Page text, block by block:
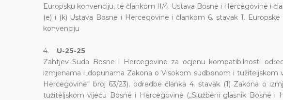
Europsku konvenciju, te člankom II/4. Ustava Bosne i Hercegovine i
(e) i (k) Ustava Bosne i Hercegovine i člankom 6. stavak 1.
konvenciju
4. U-25-25
Zahtjev Suda Bosne i Hercegovine za ocjenu kompatibilnosti
izmjenama i dopunama Zakona o Visokom sudbenom i tužiteljskom
Hercegovine“ broj 63/23), odredbe članka 4. stavak (1) Zakona o
tužiteljskom vijeću Bosne i Hercegovine („Službeni glasnik Bosne i